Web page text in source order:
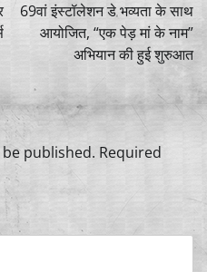
69वां इंस्टॉलेशन डे भव्यता के साथ
आयोजित, “एक पेड़ मां के नाम”
अभियान की हुई शुरुआत
published. Required